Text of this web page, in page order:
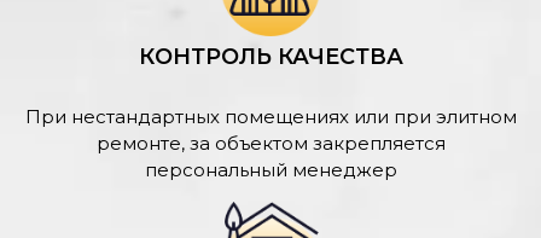
КОНТРОЛЬ КАЧЕСТВА
При нестандартных помещениях или при элитном
ремонте, за объектом закрепляется
персональный менеджер